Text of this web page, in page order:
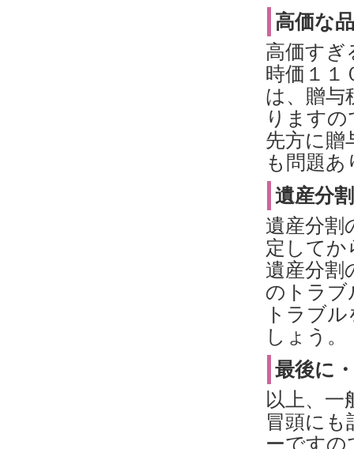
高価な
高価すぎ
時価１１
は、贈与
ります
先方に贈
も問題
遺産分
遺産分割
定してか
遺産分割
のトラブ
トラブ
しょう。
最後に
以上、
冒頭に
ーですの